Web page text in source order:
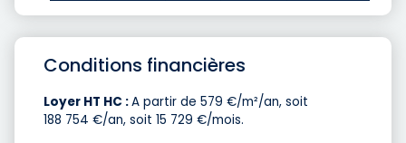
Conditions financières
Loyer HT HC :A partir de 579 €/m²/an, soit
188 754 €/an, soit 15 729 €/mois.